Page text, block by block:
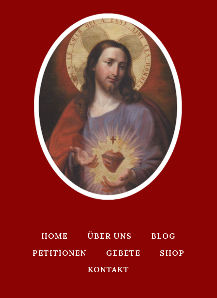
HOME ÜBER UNS
BLOG
PETITIONEN
GEBETE
SHOP
KONTAKT